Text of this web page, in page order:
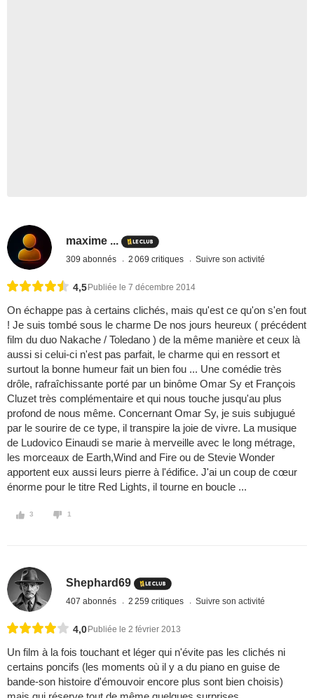
maxime ...
309 abonnés 2 069 critiques Suivre son activité
4,5 Publiée le 7 décembre 2014
On échappe pas à certains clichés, mais qu'est ce qu'on s'en fout
! Je suis tombé sous le charme De nos jours heureux ( précédent
film du duo Nakache / Toledano ) de la même manière et ceux là
aussi si celui-ci n'est pas parfait, le charme qui en ressort et
surtout la bonne humeur fait un bien fou ... Une comédie très
drôle, rafraîchissante porté par un binôme Omar Sy et François
Cluzet très complémentaire et qui nous touche jusqu'au plus
profond de nous même. Concernant Omar Sy, je suis subjugué
par le sourire de ce type, il transpire la joie de vivre. La musique
de Ludovico Einaudi se marie à merveille avec le long métrage,
les morceaux de Earth,Wind and Fire ou de Stevie Wonder
apportent eux aussi leurs pierre à l'édifice. J'ai un coup de cœur
énorme pour le titre Red Lights, il tourne en boucle ...
3 1
Shephard69
407 abonnés 2 259 critiques Suivre son activité
4,0 Publiée le 2 février 2013
Un film à la fois touchant et léger qui n'évite pas les clichés ni
certains poncifs (les moments où il y a du piano en guise de
bande-son histoire d'émouvoir encore plus sont bien choisis)